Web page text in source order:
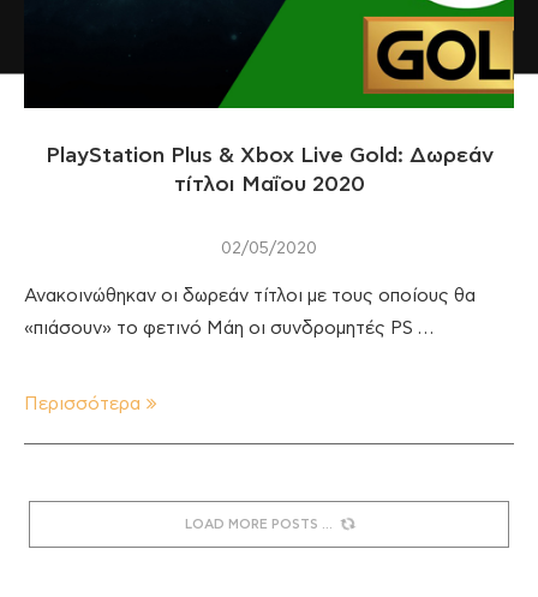
PlayStation Plus & Xbox Live Gold: Δωρεάν
τίτλοι Μαΐου 2020
02/05/2020
Ανακοινώθηκαν οι δωρεάν τίτλοι με τους οποίους θα
«πιάσουν» το φετινό Μάη οι συνδρομητές PS …
Περισσότερα
LOAD MORE POSTS